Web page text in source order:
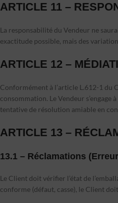
ARTICLE 11 –
La responsabilité du Vendeur ne
exactitude possible, mais des
ARTICLE 12 –
Conformément à l’article L.612-1 du
consommation. Le Vendeur
tentative de résolution amiable en
ARTICLE 13 –
13.1 – Réclamations
Le Client doit vérifier l’état de
conforme (défaut, casse), le Client